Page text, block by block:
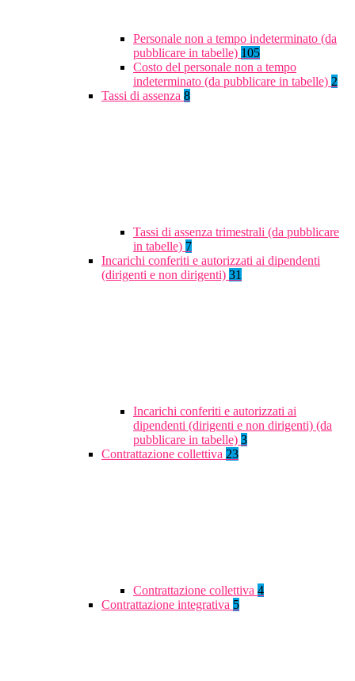
Personale non a tempo indeterminato (da
pubblicare in tabelle) 105
Costo del personale non a tempo
indeterminato (da pubblicare in tabelle) 2
Tassi di assenza 8
Tassi di assenza trimestrali (da pubblicare
in tabelle) 7
Incarichi conferiti e autorizzati ai dipendenti
(dirigenti e non dirigenti) 31
Incarichi conferiti e autorizzati ai
dipendenti (dirigenti e non dirigenti) (da
pubblicare in tabelle) 3
Contrattazione collettiva 23
Contrattazione collettiva 4
Contrattazione integrativa 5